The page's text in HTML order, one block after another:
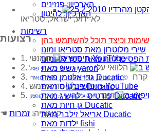
הארכיון: פנזינים
הארכיון: להיטון
רשימות
וכיצד תוכל להשתמש בהן
שירי מלוטרון מאת סטריאו ומונו
הפסיכדליות מאת סטריאו ומונו
גשש מאת yaron
גדי אלטמן מאת Ducatic
פורטיס מאת Ducatic
פורטיס - להשיג מאת Ducatic
גן חיות מאת Ducatic
אריאל זילבר מאת Ducatic
ילדות מאת fishi
לא ידוע, ישראל, סטריאו
רצועות
1. רומנטי
2. הלוואי עלי© איתי פרל ♫ איתי פרל
3. קרח © ברק גביזון, עופר מאירי ♫ עופר מאירי
4. פה השמש
5. זעם© אייל קופמן ♫ אייל קופמן
☚ קטגוריה: זמרות